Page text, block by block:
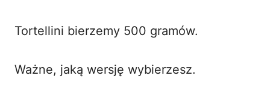
Tortellini bierzemy 500 gramów.
Ważne, jaką wersję wybierzesz.